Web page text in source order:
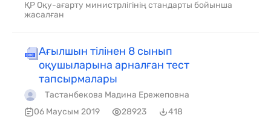
ҚР Оқу-ағарту министрлігінің стандарты бойынша
жасалған
Ағылшын тілінен 8 сынып
оқушыларына арналған тест
тапсырмалары
Тастанбекова Мадина Ережеповна
06 Маусым 2019
28923
418